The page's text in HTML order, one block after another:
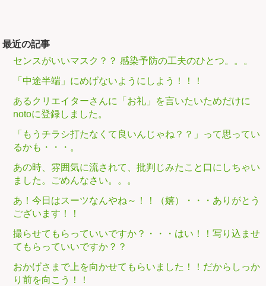
最近の記事
センスがいいマスク？？ 感染予防の工夫のひとつ。。。
「中途半端」にめげないようにしよう！！！
あるクリエイターさんに「お礼」を言いたいためだけに
notoに登録しました。
「もうチラシ打たなくて良いんじゃね？？」って思ってい
るかも・・・。
あの時、雰囲気に流されて、批判じみたこと口にしちゃい
ました。ごめんなさい。。。
あ！今日はスーツなんやね～！！（嬉）・・・ありがとう
ございます！！
撮らせてもらっていいですか？・・・はい！！写り込ませ
てもらっていいですか？？
おかげさまで上を向かせてもらいました！！だからしっか
り前を向こう！！